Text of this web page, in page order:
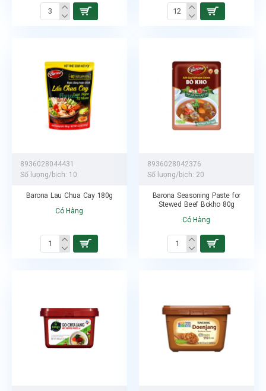
8936028044431
Số lượng/bịch: 10
Barona Lau Chua Cay 180g
Có Hàng
8936028042376
Số lượng/bịch: 20
Barona Seasoning Paste for
Stewed Beef Bokho 80g
Có Hàng